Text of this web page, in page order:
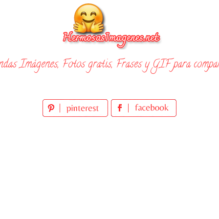
Imágenes, Fotos gratis, Frases y GIF para